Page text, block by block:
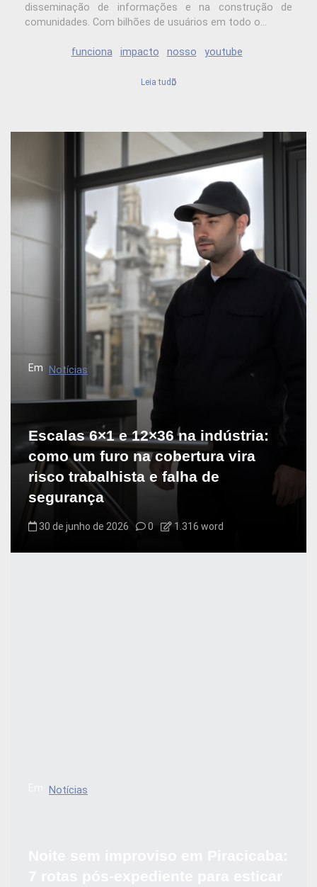
disseminação de informações e na construção de
comunidades. Com bilhões de usuários em todo o...
funciona impacto nosso youtube
Leia tudo
Em Notícias
Escalas 6×1 e 12×36 na indústria:
como um furo na cobertura vira
risco trabalhista e falha de
segurança
30 de junho de 2026 0 1.316 word
Notícias